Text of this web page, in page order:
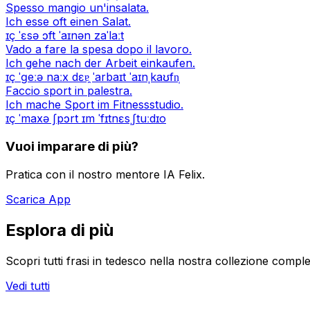
Spesso mangio un'insalata.
Ich esse oft einen Salat.
ɪç ˈɛsə ɔft ˈaɪnən zaˈlaːt
Vado a fare la spesa dopo il lavoro.
Ich gehe nach der Arbeit einkaufen.
ɪç ˈɡeːə naːx dɛɐ̯ ˈarbaɪt ˈaɪnˌkaʊfn̩
Faccio sport in palestra.
Ich mache Sport im Fitnessstudio.
ɪç ˈmaxə ʃpɔrt ɪm ˈfɪtnɛsˌʃtuːdɪo
Vuoi imparare di più?
Pratica con il nostro mentore IA Felix.
Scarica App
Esplora di più
Scopri tutti frasi in tedesco nella nostra collezione
Vedi tutti